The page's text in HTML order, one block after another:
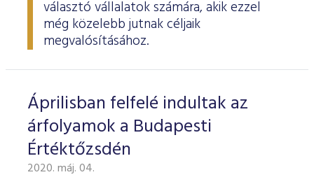
választó vállalatok számára, akik ezzel
még közelebb jutnak céljaik
megvalósításához.
Áprilisban felfelé indultak az
árfolyamok a Budapesti
Értéktőzsdén
2020. máj. 04.